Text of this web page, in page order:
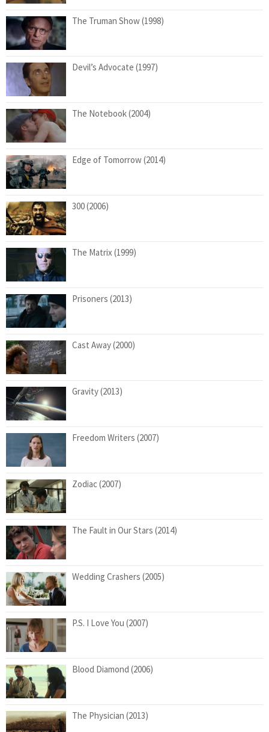
The Truman Show (1998)
Devil’s Advocate (1997)
The Notebook (2004)
Edge of Tomorrow (2014)
300 (2006)
The Matrix (1999)
Prisoners (2013)
Cast Away (2000)
Gravity (2013)
Freedom Writers (2007)
Zodiac (2007)
The Fault in Our Stars (2014)
Wedding Crashers (2005)
P.S. I Love You (2007)
Blood Diamond (2006)
The Physician (2013)